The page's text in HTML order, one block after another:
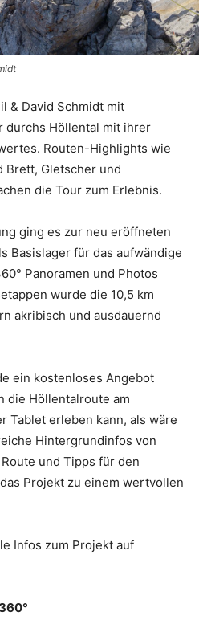
& David Schmidt mit
durchs Höllental mit ihrer
Routen-Highlights wie
Brett, Gletscher und
die Tour zum Erlebnis.
ging es zur neu eröffneten
Basislager für das aufwändige
Panoramen und Photos
wurde die 10,5 km
akribisch und ausdauernd
ein kostenloses Angebot
die Höllentalroute am
Tablet erleben kann, als wäre
Hintergrundinfos von
und Tipps für den
Projekt zu einem wertvollen
Infos zum Projekt auf